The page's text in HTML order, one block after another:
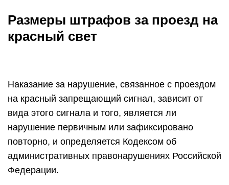
Размеры штрафов за проезд на
красный свет
Наказание за нарушение, связанное с проездом
на красный запрещающий сигнал, зависит от
вида этого сигнала и того, является ли
нарушение первичным или зафиксировано
повторно, и определяется Кодексом об
административных правонарушениях Российской
Федерации.